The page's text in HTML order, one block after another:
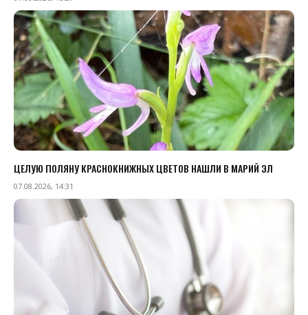
ЦЕЛУЮ ПОЛЯНУ КРАСНОКНИЖНЫХ ЦВЕТОВ НАШЛИ В МАРИЙ ЭЛ
07.08.2026, 14:31